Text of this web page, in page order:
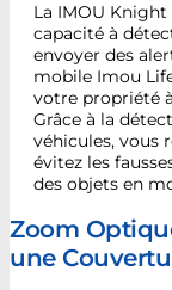
La IMOU Knight
capacité à
envoyer des
mobile Imou
votre propriété
Grâce à la
véhicules, vous
évitez les
des objets en
Zoom
une